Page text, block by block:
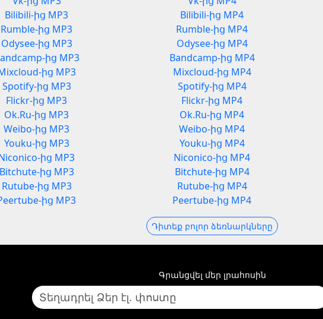
Bilibili-ից MP3
Rumble-ից MP3
Odysee-ից MP3
ից MP3
ից MP3
Spotify-ից MP3
Flickr-ից MP3
Ok.Ru-ից MP3
Weibo-ից MP3
Youku-ից MP3
ից MP3
Bitchute-ից MP3
Rutube-ից MP3
ից MP3
Bilibili-ից MP4
Rumble-ից MP4
Odysee-ից MP4
Bandcamp-ից MP4
Mixcloud-ից MP4
Spotify-ից MP4
Flickr-ից MP4
Ok.Ru-ից MP4
Weibo-ից MP4
Youku-ից MP4
Niconico-ից MP4
Bitchute-ից MP4
Rutube-ից MP4
Peertube-ից MP4
Դիտեք բոլոր ձեռնարկները
Գրանցվել մեր լրահոսին